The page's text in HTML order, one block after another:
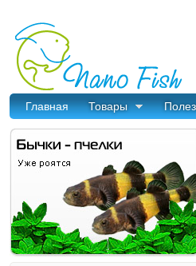
Главная Товары